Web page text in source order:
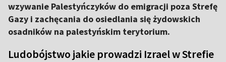
wzywanie Palestyńczyków do emigracji poza Strefę
Gazy i zachęcania do osiedlania się żydowskich
osadników na palestyńskim terytorium.
Ludobójstwo jakie prowadzi Izrael w Strefie